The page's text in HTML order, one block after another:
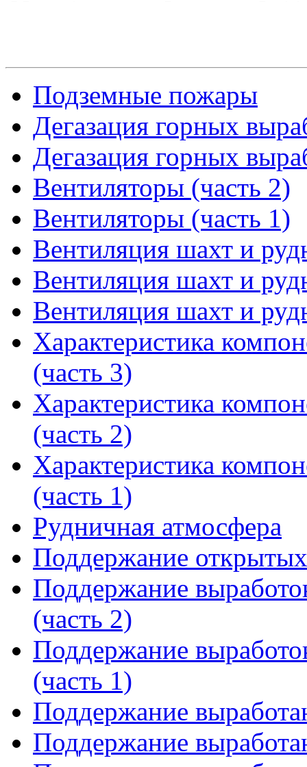
Подземные пожары
Дегазация горных
Дегазация горных
Вентиляторы (часть 2)
Вентиляторы (часть 1)
Вентиляция шахт и
Вентиляция шахт и
Вентиляция шахт и
Характеристика
(часть 3)
Характеристика
(часть 2)
Характеристика
(часть 1)
Рудничная атмосфера
Поддержание
Поддержание
(часть 2)
Поддержание
(часть 1)
Поддержание
Поддержание